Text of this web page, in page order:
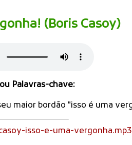
(Boris Casoy)
Palavras-chave:
maior bordão "isso é uma
isso-e-uma-vergonha.mp3